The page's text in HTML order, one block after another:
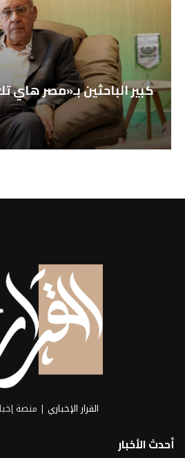
كبير الباحثين بـ«مصر هاي
القرار الإخباري | منصة
أحدث الأخبار